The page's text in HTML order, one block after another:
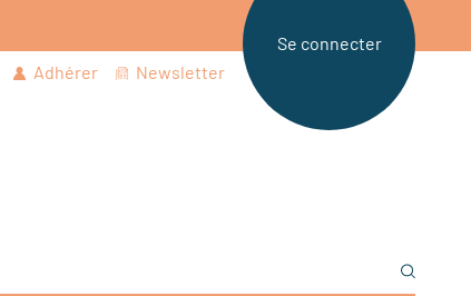
Adhérer Newsletter
Se connecter